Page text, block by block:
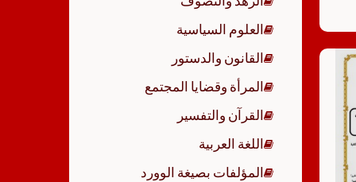
العلوم السياسية
القانون والدستور
المرأة وقضايا المجتمع
القرآن والتفسير
اللغة العربية
المؤلفات بصيغة الوورد